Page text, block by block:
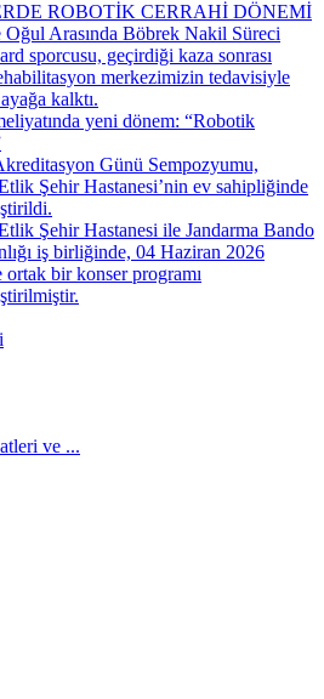
ROBOTİK CERRAHİ DÖNEMİ
Oğul Arasında Böbrek Nakil Süreci
sporcusu, geçirdiği kaza sonrası
merkezimizin tedavisiyle
kalktı.
yeni dönem: “Robotik
Günü Sempozyumu,
Şehir Hastanesi’nin ev sahipliğinde
Şehir Hastanesi ile Jandarma Bando
iş birliğinde, 04 Haziran 2026
ortak bir konser programı
ve ...